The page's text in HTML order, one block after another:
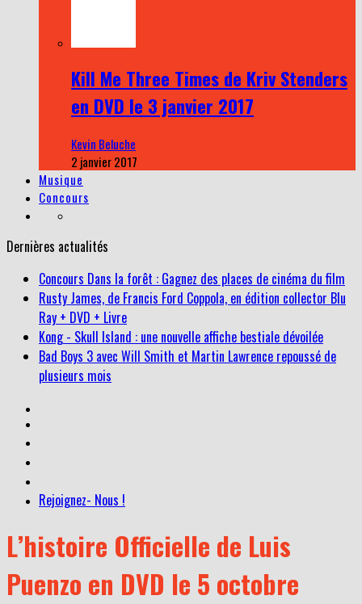
Kill Me Three Times de Kriv Stenders
en DVD le 3 janvier 2017
Kevin Beluche
2 janvier 2017
Musique
Concours
Dernières actualités
Concours Dans la forêt : Gagnez des places de cinéma du film
Rusty James, de Francis Ford Coppola, en édition collector Blu
Ray + DVD + Livre
Kong - Skull Island : une nouvelle affiche bestiale dévoilée
Bad Boys 3 avec Will Smith et Martin Lawrence repoussé de
plusieurs mois
Rejoignez- Nous !
L’histoire Officielle de Luis
Puenzo en DVD le 5 octobre